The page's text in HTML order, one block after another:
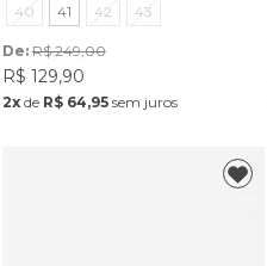
40 41 42 43
De: R$ 249,00
R$ 129,90
2xde R$ 64,95sem juros